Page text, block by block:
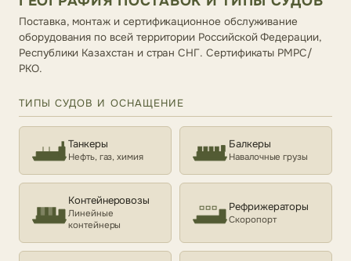
Поставка, монтаж и сертификационное обслуживание
оборудования по всей территории Российской Федерации,
Республики Казахстан и стран СНГ. Сертификаты РМРС/
РКО.
ТИПЫ СУДОВ И ОСНАЩЕНИЕ
Танкеры
Нефть, газ, химия
Балкеры
Навалочные грузы
Контейнеровозы
Линейные
контейнеры
Рефрижераторы
Скоропорт